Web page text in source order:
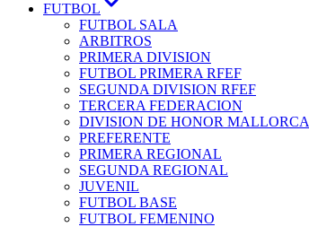
FUTBOL
FUTBOL SALA
ARBITROS
PRIMERA DIVISION
FUTBOL PRIMERA RFEF
SEGUNDA DIVISION RFEF
TERCERA FEDERACION
DIVISION DE HONOR MALLORCA
PREFERENTE
PRIMERA REGIONAL
SEGUNDA REGIONAL
JUVENIL
FUTBOL BASE
FUTBOL FEMENINO